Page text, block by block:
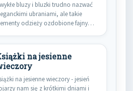
bluzy i bluzki trudno nazwać
ubraniami, ale takie
odzieży ozdobione fajnym
na jesienne
na jesienne wieczory - jesień
nam się z krótkimi dniami i